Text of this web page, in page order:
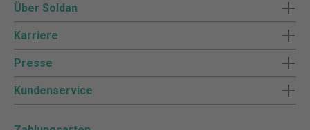
Über Soldan
Karriere
Presse
Kundenservice